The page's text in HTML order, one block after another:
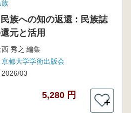
族
族への知の返還 : 民族誌
元と活用
西 秀之 編集
京都大学学術出版会
2026/03
5,280 円
＋